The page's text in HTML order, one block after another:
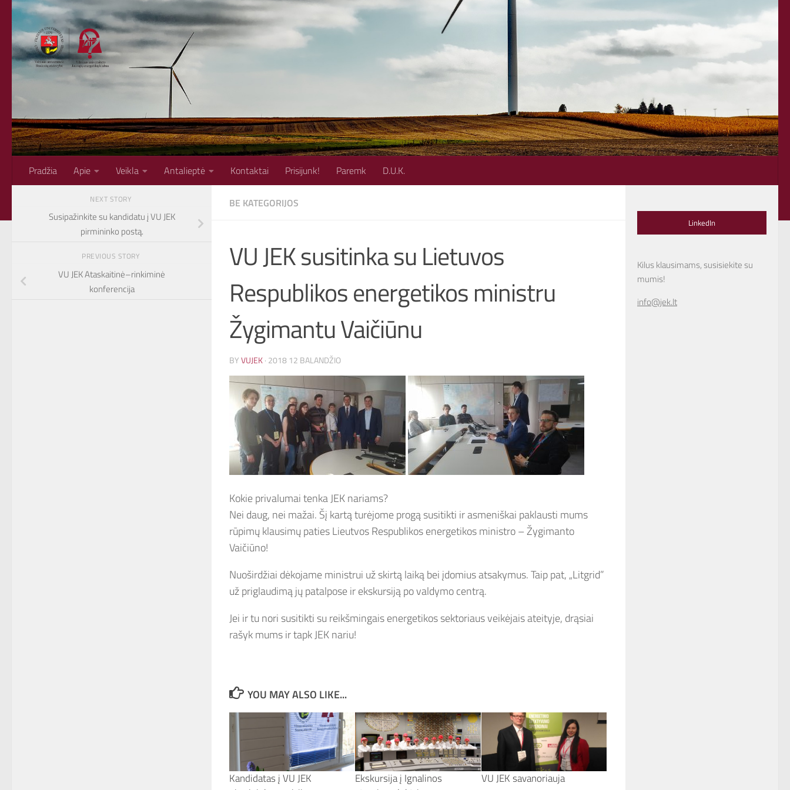
Skip to content
Pradžia Apie Veikla Antalieptė Kontaktai Prisijunk! Paremk D.U.K.
BE KATEGORIJOS
VU JEK susitinka su Lietuvos
Respublikos energetikos ministru
Žygimantu Vaičiūnu
BYVUJEK· 2018 12 BALANDŽIO
Kokie privalumai tenka JEK nariams?
Nei daug, nei mažai. Šį kartą turėjome progą susitikti ir asmeniškai paklausti mums
rūpimų klausimų paties Lieutvos Respublikos energetikos ministro – Žygimanto
Vaičiūno!
Nuoširdžiai dėkojame ministrui už skirtą laiką bei įdomius atsakymus. Taip pat, „Litgrid”
už priglaudimą jų patalpose ir ekskursiją po valdymo centrą.
Jei ir tu nori susitikti su reikšmingais energetikos sektoriaus veikėjais ateityje, drąsiai
rašyk mums ir tapk JEK nariu!
YOU MAY ALSO LIKE...
Kandidatas į VU JEK
Ekskursija į Ignalinos
VU JEK savanoriauja
NEXT STORY
Susipažinkite su kandidatu į VU JEK
pirmininko postą.
PREVIOUS STORY
VU JEK Ataskaitinė–rinkiminė
konferencija
LinkedIn
Kilus klausimams, susisiekite su
mumis!
info@jek.lt